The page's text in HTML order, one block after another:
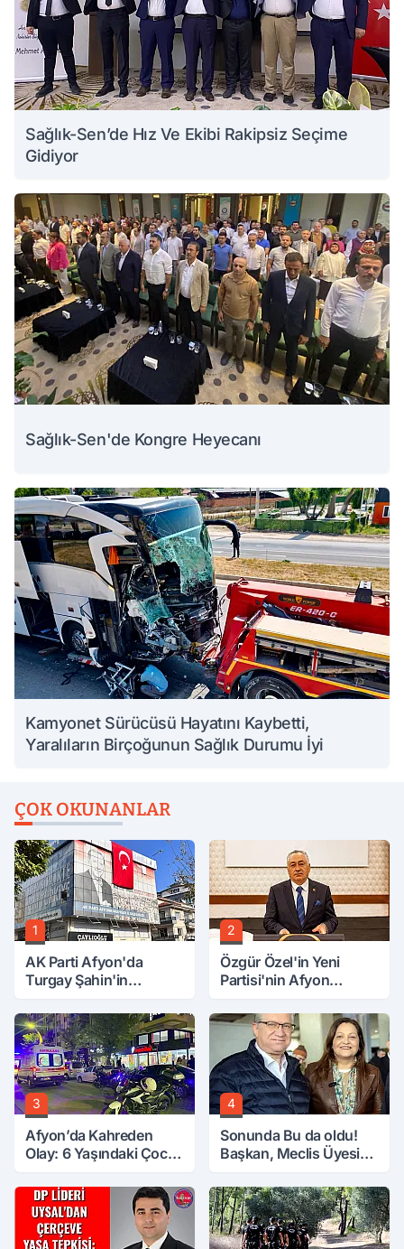
Sağlık-Sen’de Hız Ve Ekibi Rakipsiz Seçime
Gidiyor
Sağlık-Sen'de Kongre Heyecanı
Kamyonet Sürücüsü Hayatını Kaybetti,
Yaralıların Birçoğunun Sağlık Durumu İyi
ÇOK OKUNANLAR
1
AK Parti Afyon'da
Turgay Şahin'in
2
Özgür Özel'in Yeni
Partisi'nin Afyon
3
Afyon’da Kahreden
Olay: 6 Yaşındaki Çocuk
4
Sonunda Bu da oldu!
Başkan, Meclis Üyesini
Attırdı